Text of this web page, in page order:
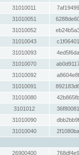
31010011
31010051
31010052
31010043
31010093
31010070
31010092
31010091
31010080
3101012
31010090
31010040
26900400